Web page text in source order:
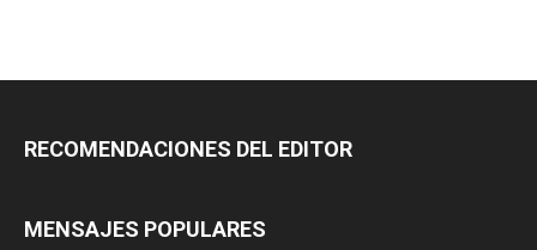
RECOMENDACIONES DEL EDITOR
MENSAJES POPULARES